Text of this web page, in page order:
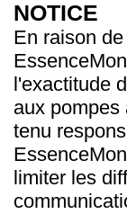
NOTICE
En raison
l'exactitude
aux pompes
tenu
limiter les